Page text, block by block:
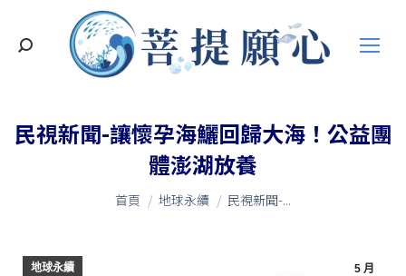
搜
民視新聞-讓懷孕海鱺回歸大海！公益團
體澎湖放養
您在這裡：
首頁 地球永續 民視新聞-...
5 月
地球永續